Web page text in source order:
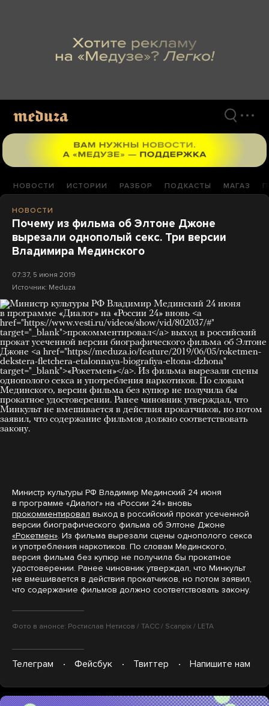
НОВОСТИ ИСТОРИИ РАЗБОР ПОДКАСТЫ МАГАЗ
НОВОСТИ
Почему из фильма об Элтоне Джоне
вырезали однополый секс. Три версии
Владимира Мединского
07:37, 5 июня 2019
Источник: Meduza
Министр культуры РФ Владимир Мединский 24 июня
в программе «Диалог» на «России 24» вновь
прокомментировал выход в российский прокат усеченной
версии биографического фильма об Элтоне Джоне
«Рокетмен». Из фильма вырезали сцены однополого секса
и употребления наркотиков. По словам Мединского,
версия фильма без купюр не получила бы прокатное
удостоверении. Ранее чиновник утверждал, что Минкульт
не вмешивается в действия прокатчиков, но потом заявил,
что содержание фильмов должно соответствовать закону.
Фото в анонсе: Ростислав Нетисов / ТАСС / Scanpix / LETA
Телеграм Фейсбук Твиттер Напишите нам